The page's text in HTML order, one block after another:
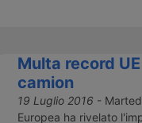
Multa record
camion
19 Luglio 2016 -
Europea ha rivelato